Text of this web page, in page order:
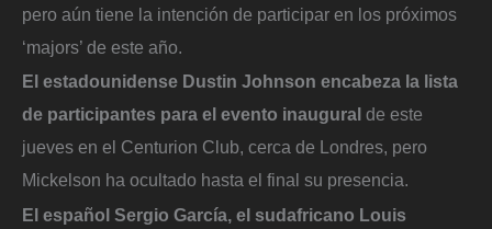
pero aún tiene la intención de participar en los próximos
‘majors’ de este año.
El estadounidense Dustin Johnson encabeza la lista
de participantes para el evento inaugural de este
jueves en el Centurion Club, cerca de Londres, pero
Mickelson ha ocultado hasta el final su presencia.
El español Sergio García, el sudafricano Louis